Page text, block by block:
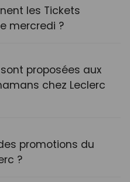
les Tickets
mercredi ?
proposées aux
chez Leclerc
promotions du
?